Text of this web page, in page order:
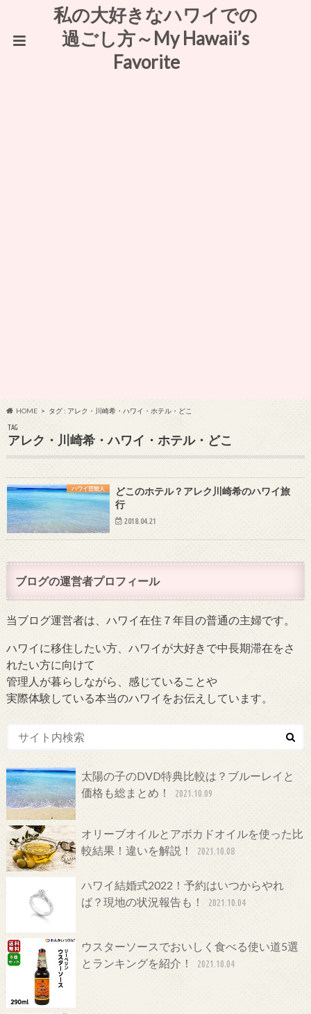
私の大好きなハワイでの
過ごし方～My Hawaii’s
Favorite
HOME タグ : アレク・川崎希・ハワイ・ホテル・どこ
TAG
アレク・川崎希・ハワイ・ホテル・どこ
ハワイ芸能人
どこのホテル？アレク川崎希のハワイ旅
行
2018.04.21
ブログの運営者プロフィール
当ブログ運営者は、ハワイ在住７年目の普通の主婦です。
ハワイに移住したい方、ハワイが大好きで中長期滞在をさ
れたい方に向けて
管理人が暮らしながら、感じていることや
実際体験している本当のハワイをお伝えしています。
太陽の子のDVD特典比較は？ブルーレイと
価格も総まとめ！
2021.10.09
オリーブオイルとアボカドオイルを使った比
較結果！違いを解説！
2021.10.08
ハワイ結婚式2022！予約はいつからやれ
ば？現地の状況報告も！
2021.10.04
ウスターソースでおいしく食べる使い道5選
とランキングを紹介！
2021.10.04